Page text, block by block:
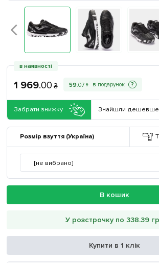
в наявності
1 969.00 ₴ 59.07 ₴ ?
Забрати знижку Знайшли
Розмір взуття (Україна)
[не вибрано]
В кошик
У розстрочку по 338.39
Купити в 1 клік